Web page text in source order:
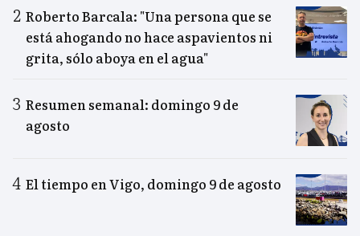
Roberto Barcala: "Una persona que se
está ahogando no hace aspavientos ni
grita, sólo aboya en el agua"
Resumen semanal: domingo 9 de
agosto
El tiempo en Vigo, domingo 9 de agosto